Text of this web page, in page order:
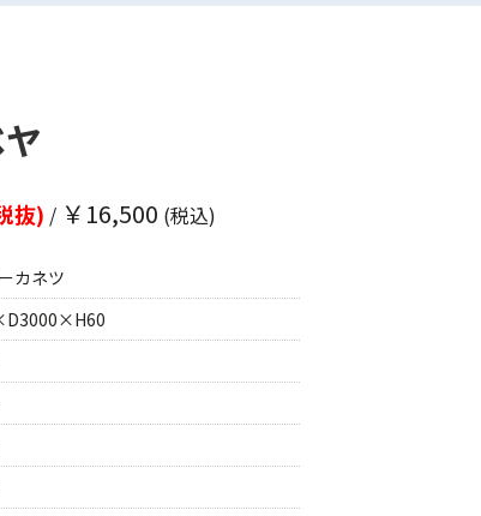
抜) / ￥16,500 (税込)
カネツ